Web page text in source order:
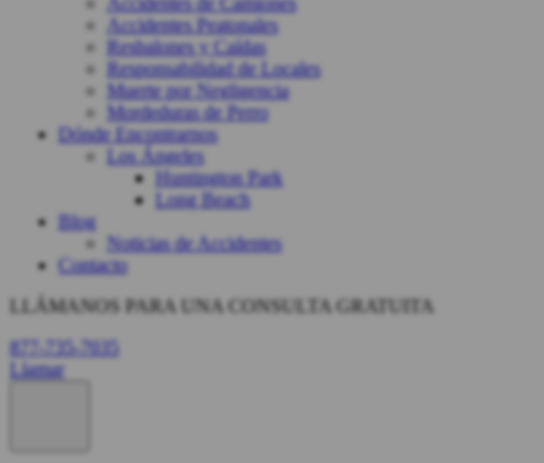
Accidentes Peatonales
Resbalones y Caídas
Responsabilidad de Locales
Muerte por Negligencia
Mordeduras de Perro
Dónde Encontrarnos
Los Ángeles
Huntington Park
Long Beach
Blog
Noticias de Accidentes
Contacto
LLÁMANOS PARA UNA CONSULTA GRATUITA
877-735-7035
Llamar